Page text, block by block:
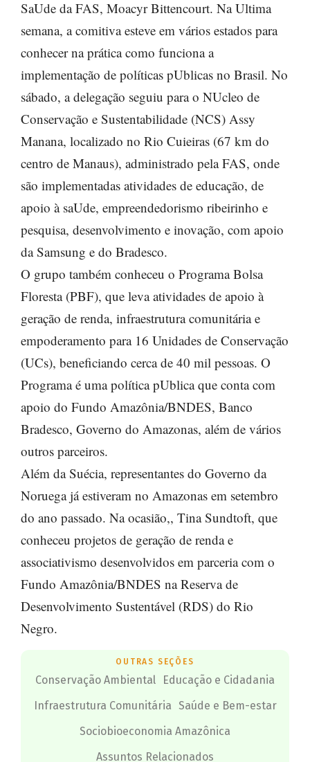
SaUde da FAS, Moacyr Bittencourt. Na Ultima
semana, a comitiva esteve em vários estados para
conhecer na prática como funciona a
implementação de políticas pUblicas no Brasil. No
sábado, a delegação seguiu para o NUcleo de
Conservação e Sustentabilidade (NCS) Assy
Manana, localizado no Rio Cuieiras (67 km do
centro de Manaus), administrado pela FAS, onde
são implementadas atividades de educação, de
apoio à saUde, empreendedorismo ribeirinho e
pesquisa, desenvolvimento e inovação, com apoio
da Samsung e do Bradesco.
O grupo também conheceu o Programa Bolsa
Floresta (PBF), que leva atividades de apoio à
geração de renda, infraestrutura comunitária e
empoderamento para 16 Unidades de Conservação
(UCs), beneficiando cerca de 40 mil pessoas. O
Programa é uma política pUblica que conta com
apoio do Fundo Amazônia/BNDES, Banco
Bradesco, Governo do Amazonas, além de vários
outros parceiros.
Além da Suécia, representantes do Governo da
Noruega já estiveram no Amazonas em setembro
do ano passado. Na ocasião,, Tina Sundtoft, que
conheceu projetos de geração de renda e
associativismo desenvolvidos em parceria com o
Fundo Amazônia/BNDES na Reserva de
Desenvolvimento Sustentável (RDS) do Rio
Negro.
OUTRAS SEÇÕES
Conservação Ambiental
Educação e Cidadania
Infraestrutura Comunitária Saúde e Bem-estar
Sociobioeconomia Amazônica
Assuntos Relacionados